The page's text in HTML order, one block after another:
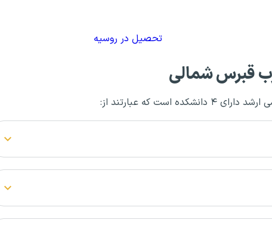
تحصیل در روسیه
قبرس شمالی
که عبارتند از: